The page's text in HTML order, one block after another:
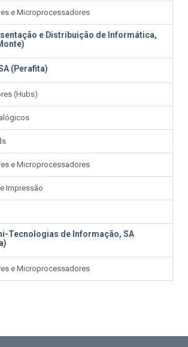
e Microprocessadores
e Distribuição de Informática,
(Perafita)
(Hubs)
e Microprocessadores
Impressão
Tecnologias de Informação, SA
e Microprocessadores